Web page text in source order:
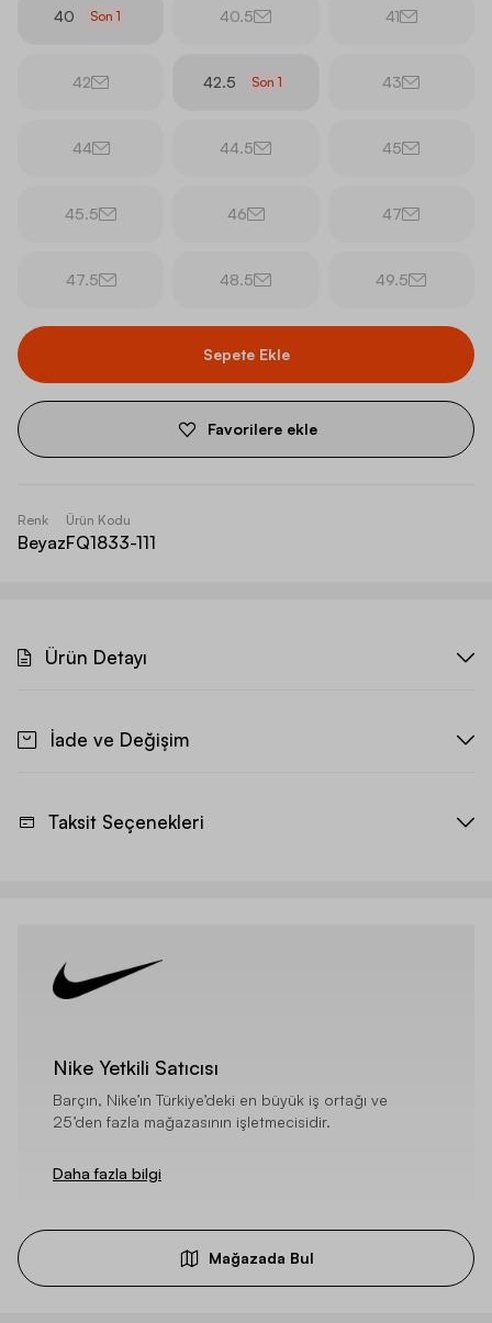
40 Son1 40.5 41
42 42.5 Son 1 43
44 44.5 45
45.5 46 47
47.5 48.5 49.5
Sepete Ekle
Favorilere ekle
Renk
Beyaz
Ürün Kodu
FQ1833-111
Ürün Detayı
İade ve Değişim
Taksit Seçenekleri
Nike Yetkili Satıcısı
Barçın, Nike’ın Türkiye’deki en büyük iş ortağı ve
25’den fazla mağazasının işletmecisidir.
Daha fazla bilgi
Mağazada Bul